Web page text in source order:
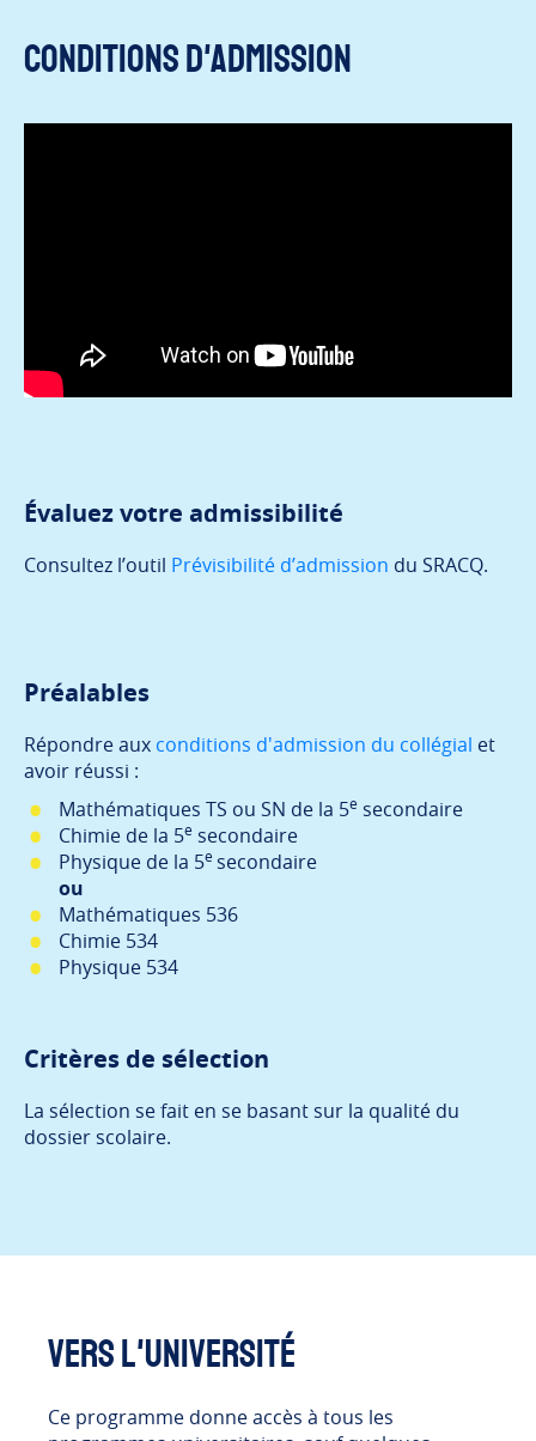
Conditions d'admission
Évaluez votre admissibilité
Consultez l’outil Prévisibilité d’admission du SRACQ.
Préalables
Répondre aux conditions d'admission du collégial et
avoir réussi :
Mathématiques TS ou SN de la 5e secondaire
Chimie de la 5e secondaire
Physique de la 5e secondaire
ou
Mathématiques 536
Chimie 534
Physique 534
Critères de sélection
La sélection se fait en se basant sur la qualité du
dossier scolaire.
Vers l'université
Ce programme donne accès à tous les